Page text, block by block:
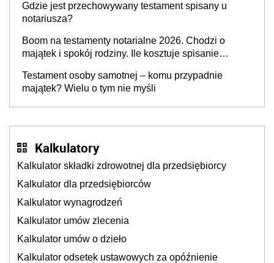
Gdzie jest przechowywany testament spisany u
notariusza?
Boom na testamenty notarialne 2026. Chodzi o
majątek i spokój rodziny. Ile kosztuje spisanie
Testament osoby samotnej – komu przypadnie
majątek? Wielu o tym nie myśli
Kalkulatory
Kalkulator składki zdrowotnej dla przedsiębiorcy
Kalkulator dla przedsiębiorców
Kalkulator wynagrodzeń
Kalkulator umów zlecenia
Kalkulator umów o dzieło
Kalkulator odsetek ustawowych za opóźnienie